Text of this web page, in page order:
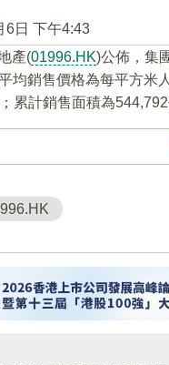
6日 下午4:43
產(01996.HK)公佈，集
均銷售價格為每平方米
累計銷售面積為